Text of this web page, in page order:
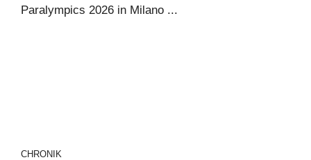
Paralympics 2026 in Milano ...
CHRONIK